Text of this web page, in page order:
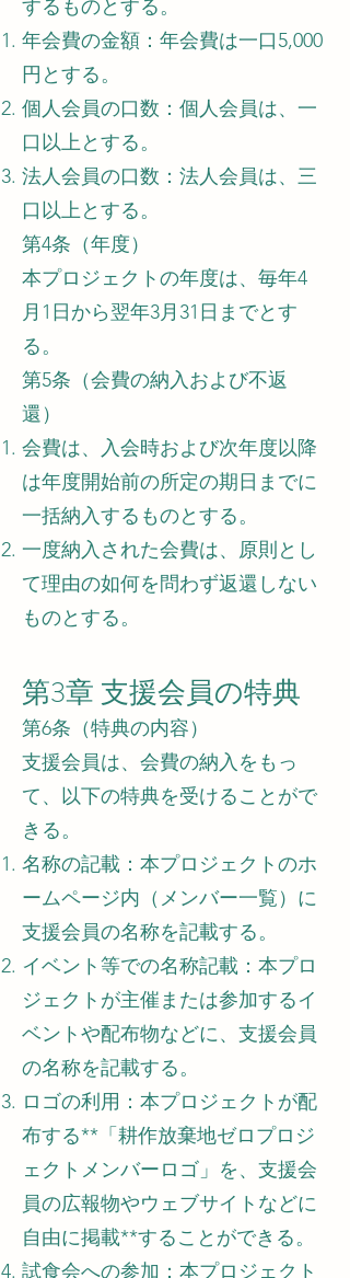
するものとする。
年会費の金額：年会費は一口5,000
円とする。
個人会員の口数：個人会員は、一
口以上とする。
法人会員の口数：法人会員は、三
口以上とする。
第4条（年度）
本プロジェクトの年度は、毎年4
月1日から翌年3月31日までとす
る。
第5条（会費の納入および不返
還）
会費は、入会時および次年度以降
は年度開始前の所定の期日までに
一括納入するものとする。
一度納入された会費は、原則とし
て理由の如何を問わず返還しない
ものとする。
第3章 支援会員の特典
第6条（特典の内容）
支援会員は、会費の納入をもっ
て、以下の特典を受けることがで
きる。
名称の記載：本プロジェクトのホ
ームページ内（メンバー一覧）に
支援会員の名称を記載する。
イベント等での名称記載：本プロ
ジェクトが主催または参加するイ
ベントや配布物などに、支援会員
の名称を記載する。
ロゴの利用：本プロジェクトが配
布する**「耕作放棄地ゼロプロジ
ェクトメンバーロゴ」を、支援会
員の広報物やウェブサイトなどに
自由に掲載**することができる。
試食会への参加：本プロジェクト